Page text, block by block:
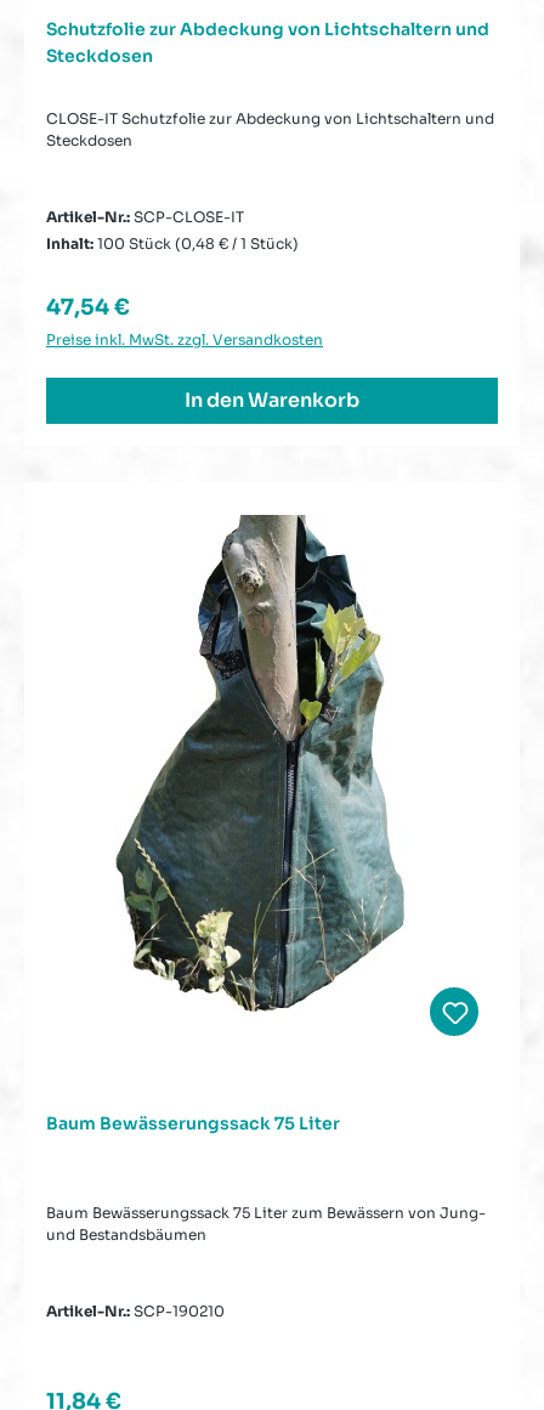
Schutzfolie zur Abdeckung von Lichtschaltern und
Steckdosen
CLOSE-IT Schutzfolie zur Abdeckung von Lichtschaltern und
Steckdosen
Artikel-Nr.: SCP-CLOSE-IT
Inhalt: 100 Stück (0,48 € / 1 Stück)
Regulärer Preis:
47,54 €
Preise inkl. MwSt. zzgl. Versandkosten
In den Warenkorb
Baum Bewässerungssack 75 Liter
Baum Bewässerungssack 75 Liter zum Bewässern von Jung-
und Bestandsbäumen
Artikel-Nr.: SCP-190210
Regulärer Preis:
11,84 €